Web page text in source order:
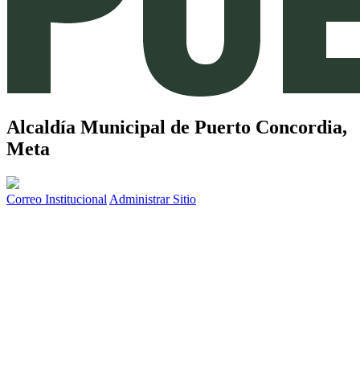
Alcaldía Municipal de Puerto Concordia,
Meta
Correo Institucional Administrar Sitio